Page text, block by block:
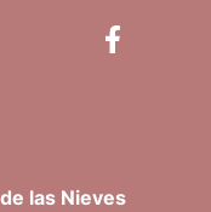
las Nieves